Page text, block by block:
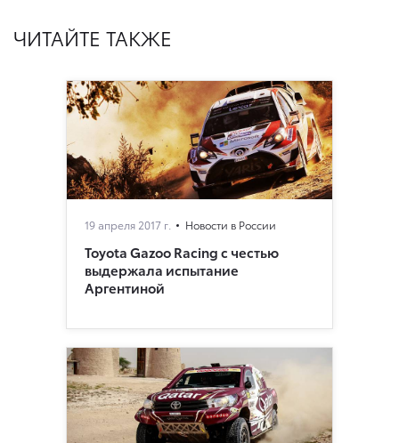
ЧИТАЙТЕ ТАКЖЕ
19 апреля 2017 г. Новости в России
Toyota Gazoo Racing с честью
выдержала испытание
Аргентиной